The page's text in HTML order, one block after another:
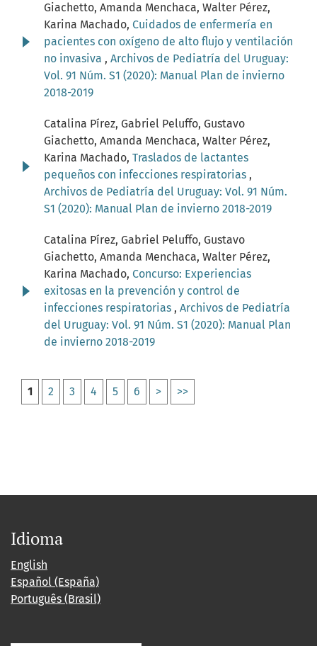
Giachetto, Amanda Menchaca, Walter Pérez,
Karina Machado, Cuidados de enfermería en
pacientes con oxígeno de alto flujo y ventilación
no invasiva , Archivos de Pediatría del Uruguay:
Vol. 91 Núm. S1 (2020): Manual Plan de invierno
2018-2019
Catalina Pírez, Gabriel Peluffo, Gustavo
Giachetto, Amanda Menchaca, Walter Pérez,
Karina Machado, Traslados de lactantes
pequeños con infecciones respiratorias ,
Archivos de Pediatría del Uruguay: Vol. 91 Núm.
S1 (2020): Manual Plan de invierno 2018-2019
Catalina Pírez, Gabriel Peluffo, Gustavo
Giachetto, Amanda Menchaca, Walter Pérez,
Karina Machado, Concurso: Experiencias
exitosas en la prevención y control de
infecciones respiratorias , Archivos de Pediatría
del Uruguay: Vol. 91 Núm. S1 (2020): Manual Plan
de invierno 2018-2019
1 2 3 4 5 6 > >>
Idioma
English
Español (España)
Português (Brasil)